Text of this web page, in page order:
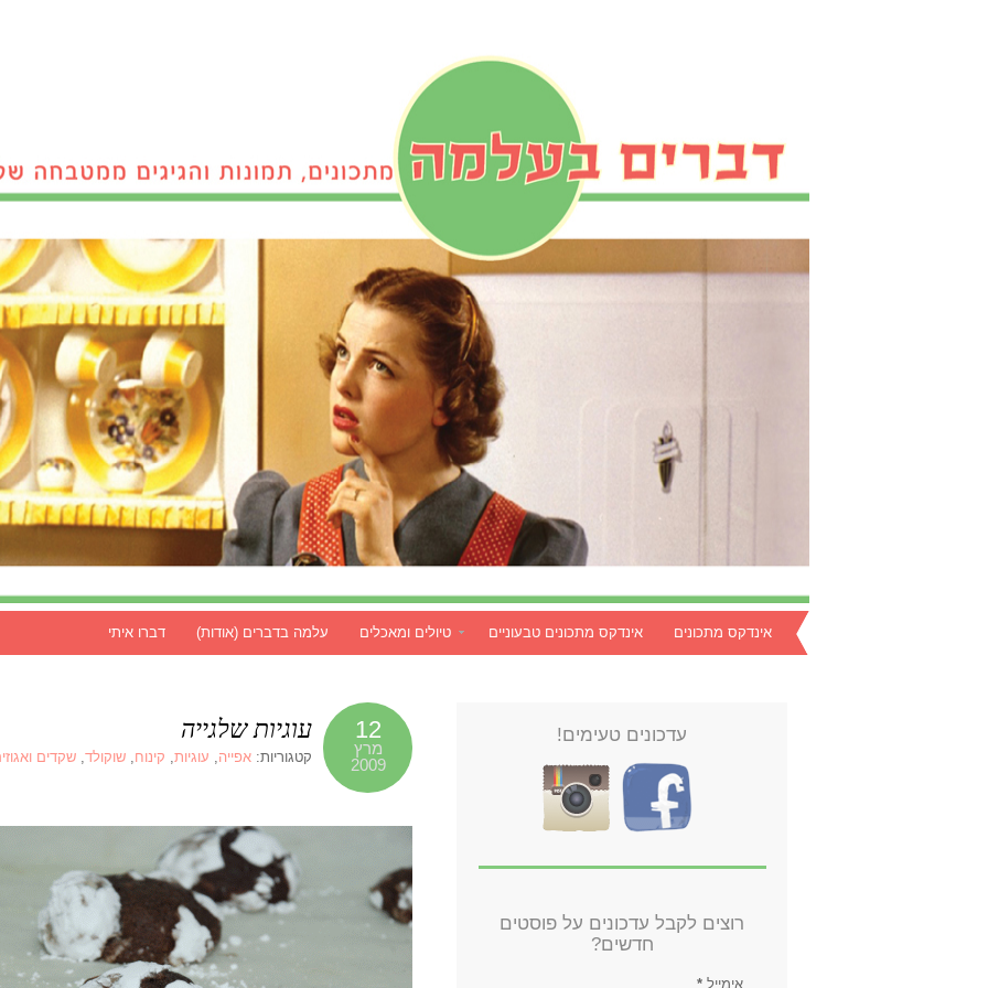
אינדקס מתכונים אינדקס מתכונים טבעוניים טיולים ומאכלים עלמה בדברים (אודות) דברו איתי
12
מרץ
2009
עוגיות שלגייה
קטגוריות: אפייה, עוגיות, קינוח, שוקולד, שקדים
עדכונים טעימים!
רוצים לקבל עדכונים על פוסטים
חדשים?
אימייל *